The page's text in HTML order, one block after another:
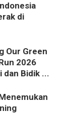
di
Our Green
2026
dan Bidik ...